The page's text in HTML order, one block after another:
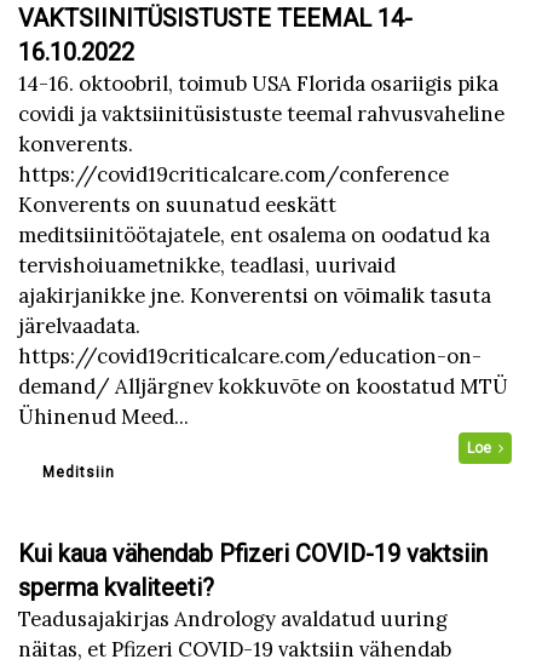
VAKTSIINITÜSISTUSTE TEEMAL 14-
16.10.2022
14-16. oktoobril, toimub USA Florida osariigis pika
covidi ja vaktsiinitüsistuste teemal rahvusvaheline
konverents.
https://covid19criticalcare.com/conference
Konverents on suunatud eeskätt
meditsiinitöötajatele, ent osalema on oodatud ka
tervishoiuametnikke, teadlasi, uurivaid
ajakirjanikke jne. Konverentsi on võimalik tasuta
järelvaadata.
https://covid19criticalcare.com/education-on-
demand/ Alljärgnev kokkuvõte on koostatud MTÜ
Ühinenud Meed...
Loe
Meditsiin
Kui kaua vähendab Pfizeri COVID-19 vaktsiin
sperma kvaliteeti?
Teadusajakirjas Andrology avaldatud uuring
näitas, et Pfizeri COVID-19 vaktsiin vähendab